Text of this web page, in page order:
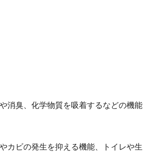
消臭、化学物質を吸着するなどの機能
カビの発生を抑える機能、トイレや生